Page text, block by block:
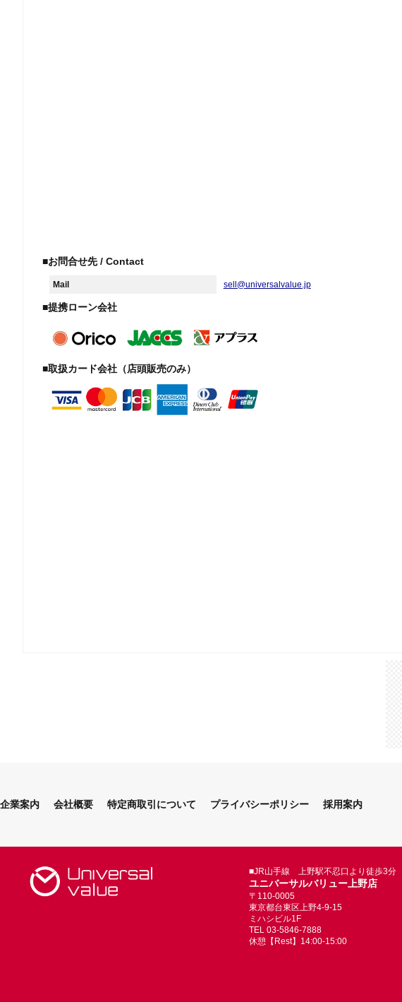
■お問合せ先 / Contact
Mail sell@universalvalue.jp
■提携ローン会社
■取扱カード会社（店頭販売のみ）
企業案内 会社概要 特定商取引について プライバシーポリシー 採用案内
■JR山手線 上野駅不忍口より徒歩3分
ユニバーサルバリュー上野店
〒110-0005
東京都台東区上野4-9-15
ミハシビル1F
TEL 03-5846-7888
休憩【Rest】14:00-15:00